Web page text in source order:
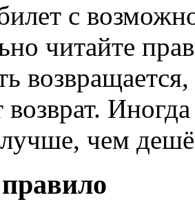
с
читайте
возврат.
лучше, чем